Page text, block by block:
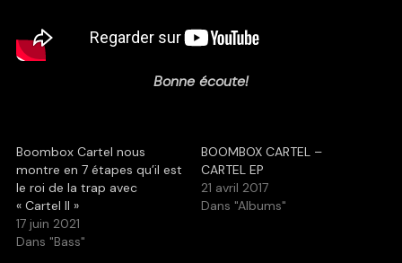
Bonne écoute!
Boombox Cartel nous
montre en 7 étapes qu’il est
le roi de la trap avec
« Cartel II »
17 juin 2021
Dans "Bass"
BOOMBOX CARTEL –
CARTEL EP
21 avril 2017
Dans "Albums"